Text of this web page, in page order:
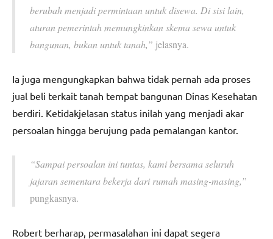
berubah menjadi permintaan untuk disewa. Di sisi lain,
aturan pemerintah memungkinkan skema sewa untuk
bangunan, bukan untuk tanah,” jelasnya.
Ia juga mengungkapkan bahwa tidak pernah ada proses
jual beli terkait tanah tempat bangunan Dinas Kesehatan
berdiri. Ketidakjelasan status inilah yang menjadi akar
persoalan hingga berujung pada pemalangan kantor.
“Sampai persoalan ini tuntas, kami bersama seluruh
jajaran sementara bekerja dari rumah masing-masing,”
pungkasnya.
Robert berharap, permasalahan ini dapat segera